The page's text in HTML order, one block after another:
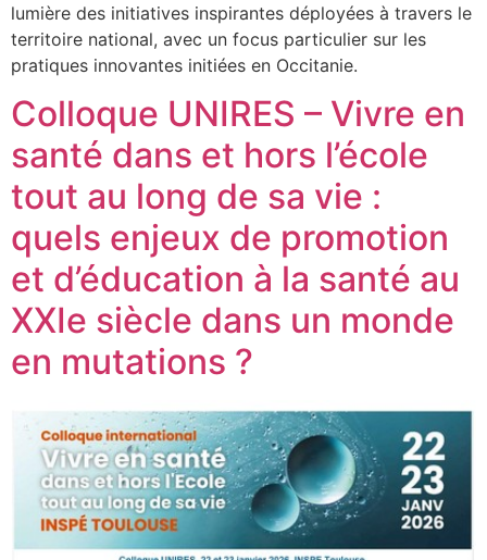
lumière des initiatives inspirantes déployées à travers le
territoire national, avec un focus particulier sur les
pratiques innovantes initiées en Occitanie.
Colloque UNIRES – Vivre en
santé dans et hors l’école
tout au long de sa vie :
quels enjeux de promotion
et d’éducation à la santé au
XXIe siècle dans un monde
en mutations ?